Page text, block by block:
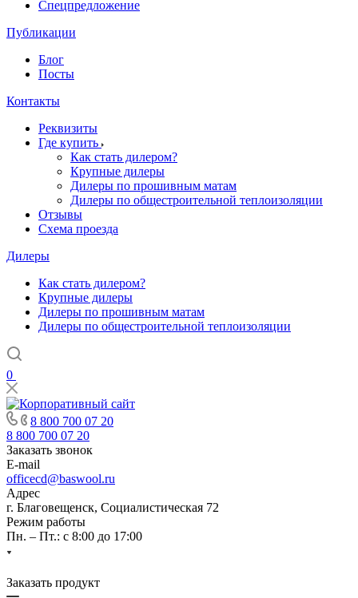
Спецпредложение
Публикации
Блог
Посты
Контакты
Реквизиты
Где купить
Как стать дилером?
Крупные дилеры
Дилеры по прошивным матам
Дилеры по общестроительной теплоизоляции
Отзывы
Схема проезда
Дилеры
Как стать дилером?
Крупные дилеры
Дилеры по прошивным матам
Дилеры по общестроительной теплоизоляции
0
8 800 700 07 20
8 800 700 07 20
Заказать звонок
E-mail
officecd@baswool.ru
Адрес
г. Благовещенск, Социалистическая 72
Режим работы
Пн. – Пт.: с 8:00 до 17:00
Заказать продукт